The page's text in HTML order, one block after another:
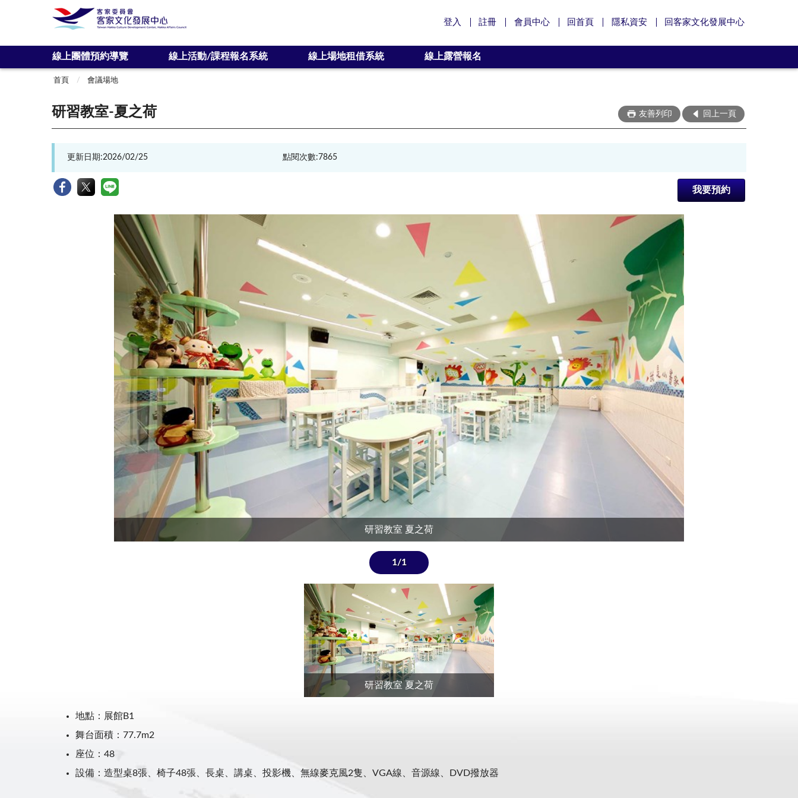
登入 註冊 會員中心 回首頁 隱私資安 回客家文化發展中心
線上團體預約導覽 線上活動/課程報名系統 線上場地租借系統 線上露營報名
首頁 會議場地
研習教室-夏之荷 友善列印 回上一頁
更新日期:2026/02/25 點閱次數:7865
我要預約
研習教室 夏之荷
1/1
研習教室 夏之荷
地點：展館B1
舞台面積：77.7m2
座位：48
設備：造型桌8張、椅子48張、長桌、講桌、投影機、無線麥克風2隻、VGA線、音源線、DVD撥放器